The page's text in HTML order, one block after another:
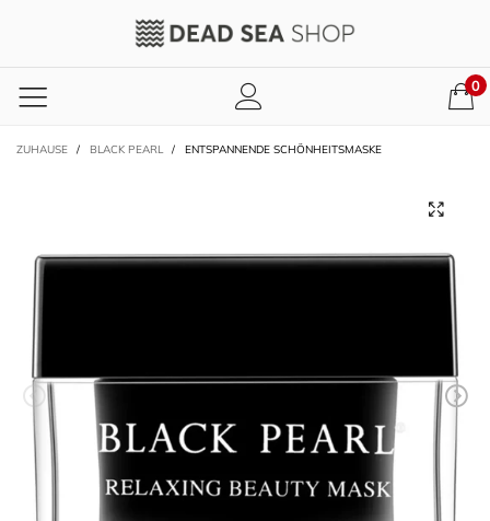
0
ZUHAUSE / BLACK PEARL / ENTSPANNENDE SCHÖNHEITSMASKE